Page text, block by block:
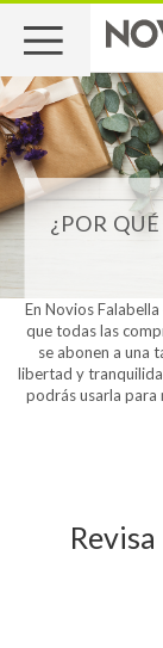
HAZ
UN
REGALO
REGALOS
BENEFICIOS
TENDENCIAS
FALABELLA
¿POR
En Novios
que todas las
se abonen a una
libertad y
podrás usarla para